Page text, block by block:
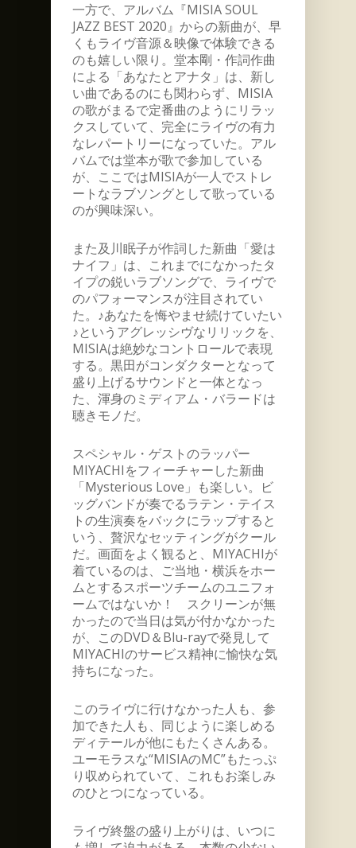
一方で、アルバム『MISIA SOUL
JAZZ BEST 2020』からの新曲が、早
くもライヴ音源＆映像で体験できる
のも嬉しい限り。堂本剛・作詞作曲
による「あなたとアナタ」は、新し
い曲であるのにも関わらず、MISIA
の歌がまるで定番曲のようにリラッ
クスしていて、完全にライヴの有力
なレパートリーになっていた。アル
バムでは堂本が歌で参加している
が、ここではMISIAが一人でストレ
ートなラブソングとして歌っている
のが興味深い。
また及川眠子が作詞した新曲「愛は
ナイフ」は、これまでになかったタ
イプの鋭いラブソングで、ライヴで
のパフォーマンスが注目されてい
た。♪あなたを悔やませ続けていたい
♪というアグレッシヴなリリックを、
MISIAは絶妙なコントロールで表現
する。黒田がコンダクターとなって
盛り上げるサウンドと一体となっ
た、渾身のミディアム・バラードは
聴きモノだ。
スペシャル・ゲストのラッパー
MIYACHIをフィーチャーした新曲
「Mysterious Love」も楽しい。ビ
ッグバンドが奏でるラテン・テイス
トの生演奏をバックにラップすると
いう、贅沢なセッティングがクール
だ。画面をよく観ると、MIYACHIが
着ているのは、ご当地・横浜をホー
ムとするスポーツチームのユニフォ
ームではないか！ スクリーンが無
かったので当日は気が付かなかった
が、このDVD＆Blu-rayで発見して
MIYACHIのサービス精神に愉快な気
持ちになった。
このライヴに行けなかった人も、参
加できた人も、同じように楽しめる
ディテールが他にもたくさんある。
ユーモラスな“MISIAのMC”もたっぷ
り収められていて、これもお楽しみ
のひとつになっている。
ライヴ終盤の盛り上がりは、いつに